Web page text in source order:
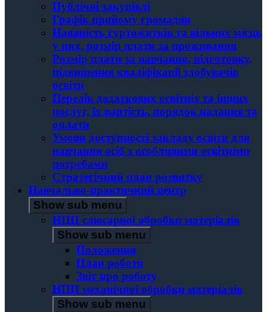
Публічні закупівлі
Графік прийому громадян
Наявність гуртожитків та вільних місць
у них, розмір плати за проживання
Розмір плати за навчання, підготовку,
підвищення кваліфікації здобувачів
освіти
Перелік додаткових освітніх та інших
послуг, їх вартість, порядок надання та
оплати
Умови доступності закладу освіти для
навчання осіб з особливими освітніми
потребами
Стратегічний план розвитку
Навчально-практичний центр
Show sub menu
НПЦ слюсарної обробки матеріалів
Show sub menu
Положення
План роботи
Звіт про роботу
НПЦ механічної обробки матеріалів
Show sub menu